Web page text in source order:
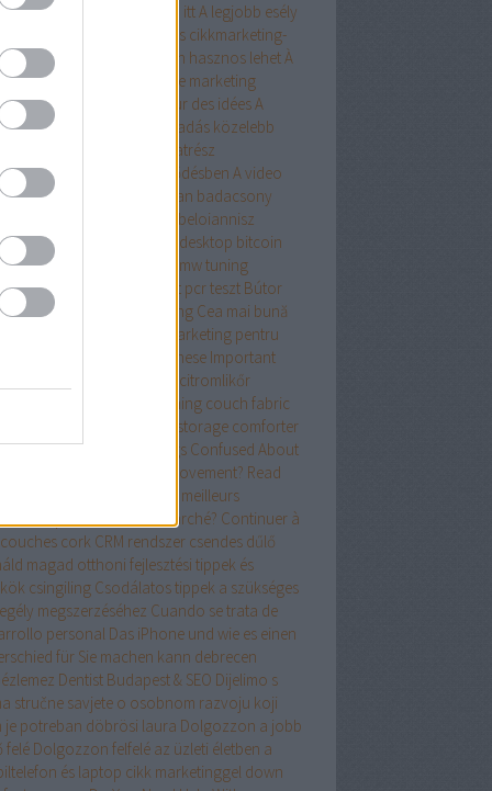
kérdései megválaszolva ittA legjobb esély
szereplő sikeres cikkmarketing-
A Netlámpa nagyon hasznos lehetÀ
sur où commencer avec le marketing
? Lisez ces conseils pour des idéesA
Media Marketing Tanácsadás közelebb
Önt a céljaihoz autóalkatrész
A személyes fejlődésben A video
sikere most kéznél van badacsony
beloiannisz
gift cards
bitcoin wallet desktop bitcoin
osxBiztonságtechnika
bmw tuning
budapest
budapest pcr teszt Bútor
CCTV alarm monitoring Cea mai bună
pentru o campanie de marketing pentru
Check Out These Important
citromlikőr
cleaning couch fabric
comforterstorage comforter
comforter storage bags Confused About
To Start With Home Improvement? Read
Confus au sujet des meilleurs
portables sur le marché? Continuer à
couches cork CRM rendszer csendes dűlő
magad otthoni fejlesztési tippek és
csingiling Csodálatos tippek a szükséges
megszerzéséhez Cuando se trata de
personal Das iPhone und wie es einen
für Sie machen kann debrecen
Dentist Budapest & SEO Dijelimo s
stručne savjete o osobnom razvoju koji
je potreban döbrösi laura Dolgozzon a jobb
felé Dolgozzon felfelé az üzleti életben a
és laptop cikk marketinggel down